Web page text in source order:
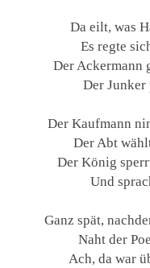
Da eilt, was
Es regte
Der Ackermann
Der Junker
Der Kaufmann
Der Abt
Der König
Und
Ganz spät,
Naht der
Ach, da war